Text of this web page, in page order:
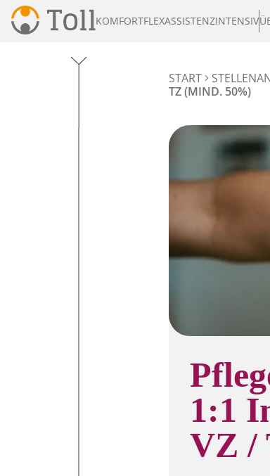
KOMFORTFLEXASSISTENZINTENSIV
START
Z (MIND. 50%)
1:1
VZ /